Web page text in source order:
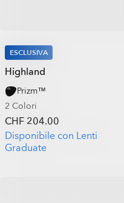
ESCLUSIVA
Highland
Prizm™
2 Colori
CHF 204.00
Disponibile con Lenti
Graduate